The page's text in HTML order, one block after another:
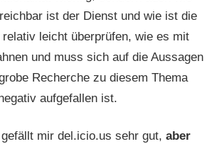
ist der Dienst und wie ist die
leicht überprüfen, wie es mit
und muss sich auf die Aussagen
Recherche zu diesem Thema
aufgefallen ist.
mir del.icio.us sehr gut, aber